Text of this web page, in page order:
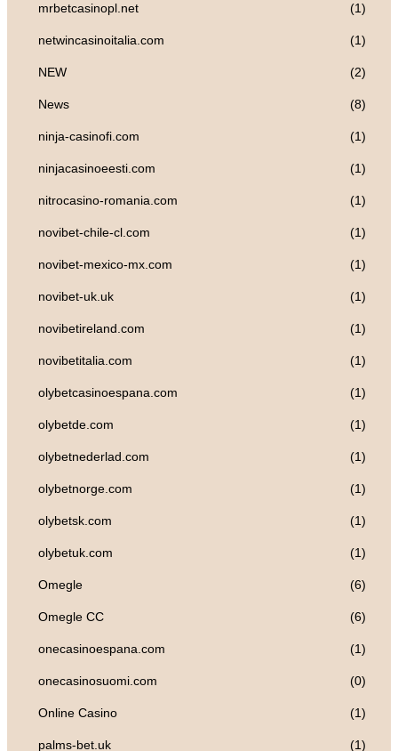
mrbetcasinopl.net (1)
netwincasinoitalia.com (1)
NEW (2)
News (8)
ninja-casinofi.com (1)
ninjacasinoeesti.com (1)
nitrocasino-romania.com (1)
novibet-chile-cl.com (1)
novibet-mexico-mx.com (1)
novibet-uk.uk (1)
novibetireland.com (1)
novibetitalia.com (1)
olybetcasinoespana.com (1)
olybetde.com (1)
olybetnederlad.com (1)
olybetnorge.com (1)
olybetsk.com (1)
olybetuk.com (1)
Omegle (6)
Omegle CC (6)
onecasinoespana.com (1)
onecasinosuomi.com (0)
Online Casino (1)
palms-bet.uk (1)